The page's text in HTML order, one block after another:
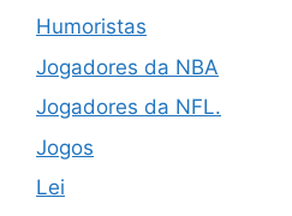
Humoristas
Jogadores da NBA
Jogadores da NFL.
Jogos
Lei